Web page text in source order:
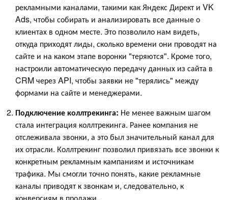
рекламными каналами, такими как Яндекс Директ и VK
Ads, чтобы собирать и анализировать все данные о
клиентах в одном месте. Это позволило нам видеть,
откуда приходят лиды, сколько времени они проводят на
сайте и на каком этапе воронки "теряются". Кроме того,
настроили автоматическую передачу данных из сайта в
CRM через API, чтобы заявки не "терялись" между
формами на сайте и менеджерами.
Подключение коллтрекинга: Не менее важным шагом
стала интеграция коллтрекинга. Ранее компания не
отслеживала звонки, а это был значительный канал для
их отрасли. Коллтрекинг позволил привязать все звонки к
конкретным рекламным кампаниям и источникам
трафика. Мы смогли точно понять, какие рекламные
каналы приводят к звонкам и, следовательно, к
конверсиям в продажи.